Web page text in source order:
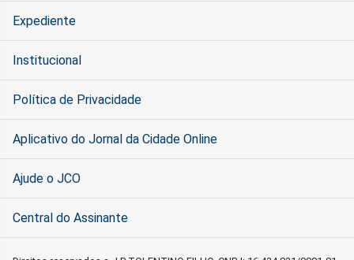
Expediente
Institucional
Política de Privacidade
Aplicativo do Jornal da Cidade Online
Ajude o JCO
Central do Assinante